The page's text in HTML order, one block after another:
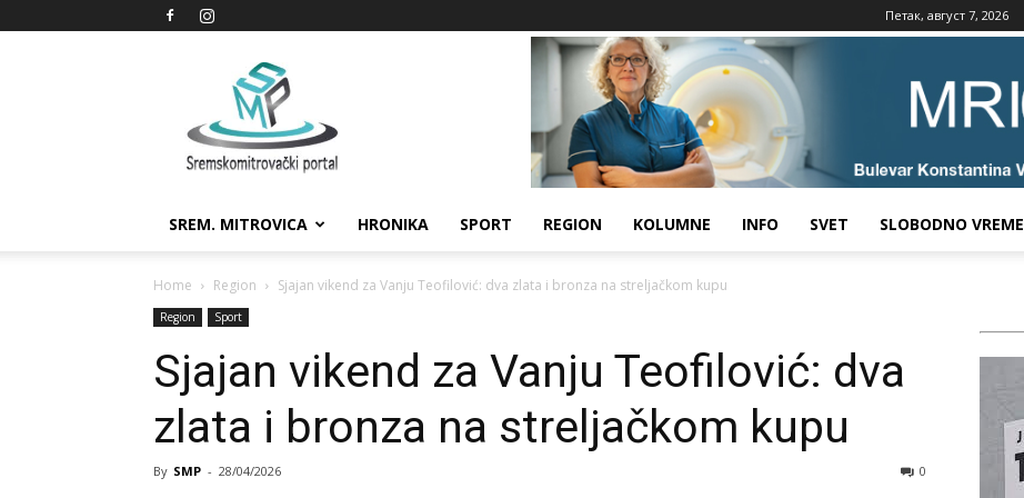
Петак, август 7, 2026
Sremskomitrovački
portal
SREM. MITROVICA HRONIKA SPORT REGION KOLUMNE INFO SVET SLOBODNO VREME
Home Region Sjajan vikend za Vanju Teofilović: dva zlata i bronza na streljačkom kupu
Region Sport
Sjajan vikend za Vanju Teofilović: dva
zlata i bronza na streljačkom kupu
By SMP - 28/04/2026 0